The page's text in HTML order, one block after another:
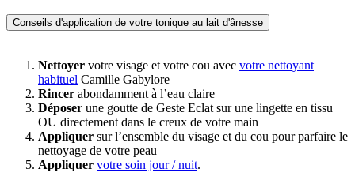
Conseils d'application de votre tonique au lait d'ânesse
Nettoyer votre visage et votre cou avec votre nettoyant
habituel Camille Gabylore
Rincer abondamment à l’eau claire
Déposer une goutte de Geste Eclat sur une lingette en tissu
OU directement dans le creux de votre main
Appliquer sur l’ensemble du visage et du cou pour parfaire le
nettoyage de votre peau
Appliquer votre soin jour / nuit.